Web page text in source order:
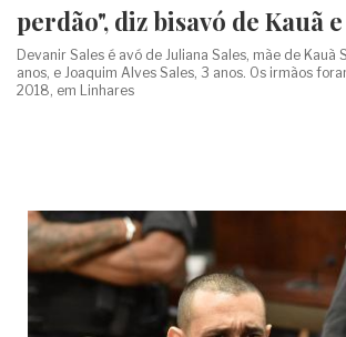
perdão", diz bisavó de Kauã
Devanir Sales é avó de Juliana Sales, mãe de Kauã
anos, e Joaquim Alves Sales, 3 anos. Os irmãos
2018, em Linhares